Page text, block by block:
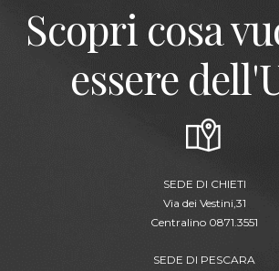
Scopri cosa
essere
SEDE DI CHIETI
Via dei Vestini,31
Centralino 0871.3551
SEDE DI PESCARA